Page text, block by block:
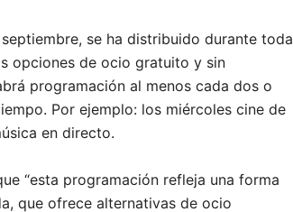
se ha distribuido durante toda
opciones de ocio gratuito y sin
programación al menos cada dos o
Por ejemplo: los miércoles cine de
en directo.
“esta programación refleja una forma
que ofrece alternativas de ocio